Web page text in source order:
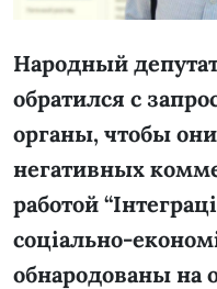
Народный
обратился с
органы, чтобы
негативных
работой
соціально-
обнародованы на